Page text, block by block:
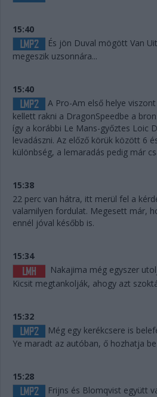
15:40
És jön Duval mögött Van
megeszik uzsonnára...
15:40
A Pro-Am első helye
kellett rakni a DragonSpeedbe a
így a korábbi Le Mans-győztes Loic
levadászni. Az előző körük között 6
különbség, a lemaradás pedig már
15:38
22 perc van hátra, itt merül fel a
valamilyen fordulat. Megesett már,
ennél jóval később is.
15:34
Nakajima még egyszer
Kicsit megtankolják, ahogy azt
15:32
Még egy kerékcsere is
Ye maradt az autóban, ő hozhatja
15:28
Frijns és Blomqvist együtt